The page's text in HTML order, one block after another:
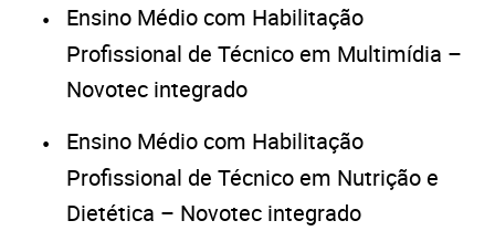
Ensino Médio com Habilitação
Profissional de Técnico em Multimídia –
Novotec integrado
Ensino Médio com Habilitação
Profissional de Técnico em Nutrição e
Dietética – Novotec integrado